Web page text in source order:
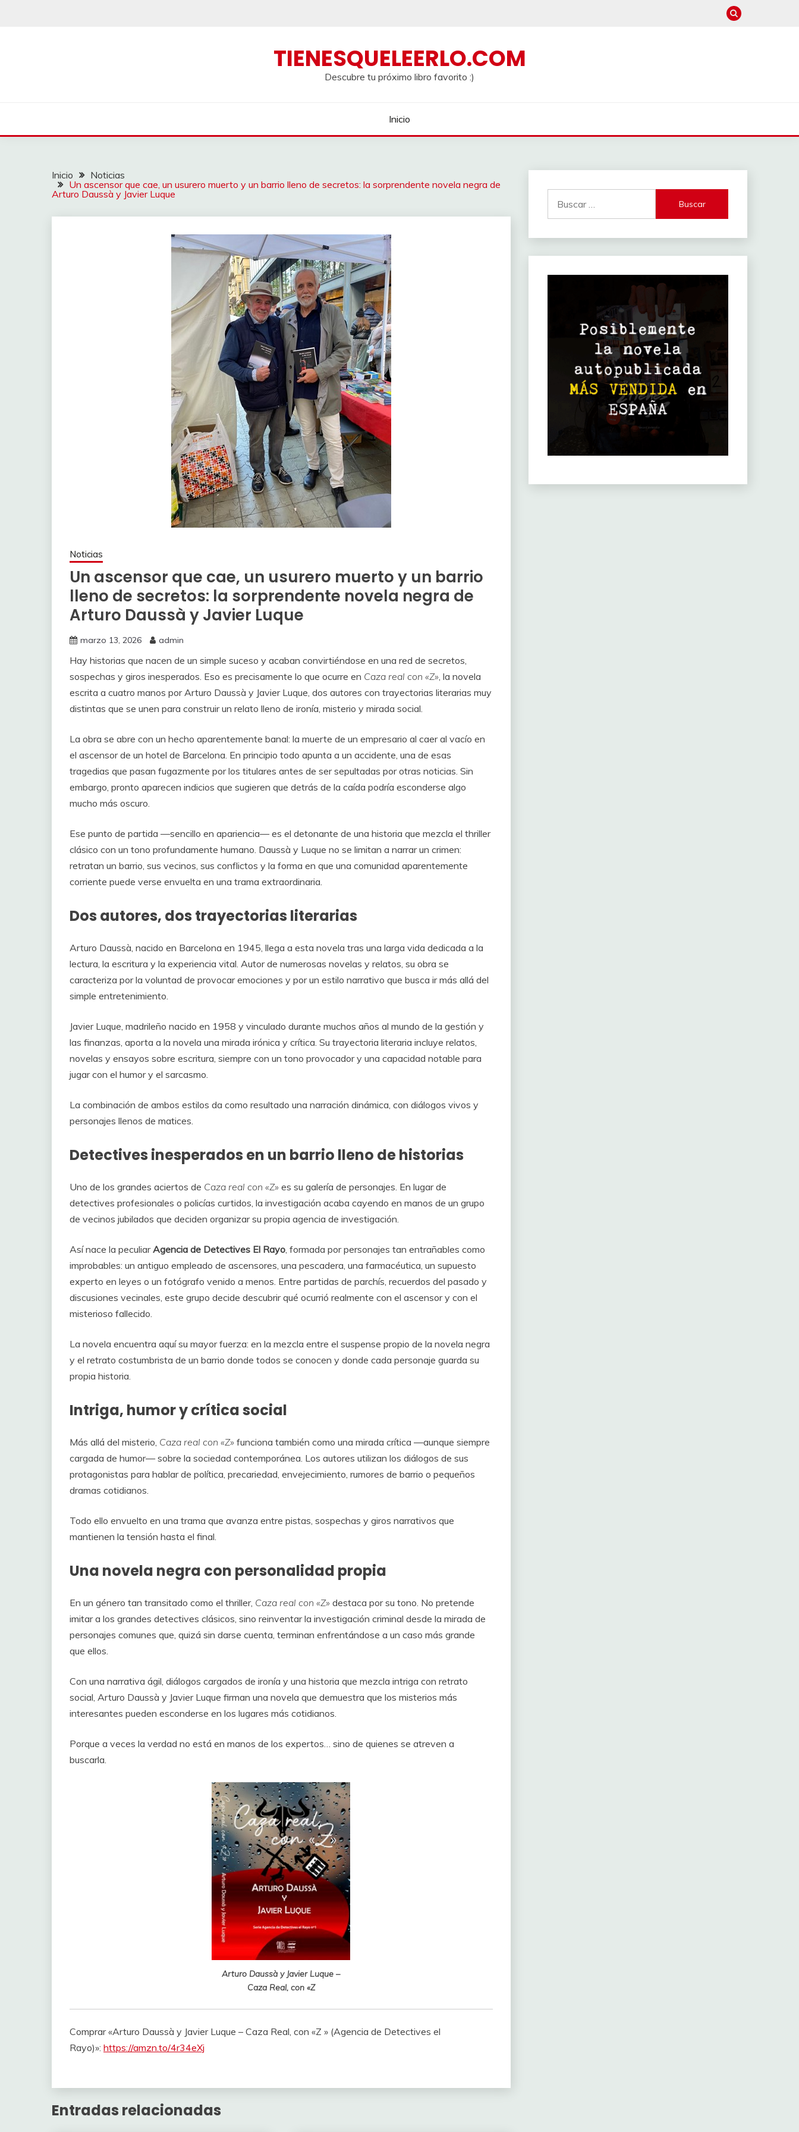
TIENESQUELEERLO.COM
Descubre tu próximo libro favorito :)
Inicio
Inicio
Noticias
Un ascensor que cae, un usurero muerto y un barrio lleno de secretos: la sorprendente novela negra de
Arturo Daussà y Javier Luque
Noticias
Un ascensor que cae, un usurero muerto y un barrio
lleno de secretos: la sorprendente novela negra de
Arturo Daussà y Javier Luque
marzo 13, 2026 admin
Hay historias que nacen de un simple suceso y acaban convirtiéndose en una red de secretos,
sospechas y giros inesperados. Eso es precisamente lo que ocurre en Caza real con «Z», la novela
escrita a cuatro manos por Arturo Daussà y Javier Luque, dos autores con trayectorias literarias muy
distintas que se unen para construir un relato lleno de ironía, misterio y mirada social.
La obra se abre con un hecho aparentemente banal: la muerte de un empresario al caer al vacío en
el ascensor de un hotel de Barcelona. En principio todo apunta a un accidente, una de esas
tragedias que pasan fugazmente por los titulares antes de ser sepultadas por otras noticias. Sin
embargo, pronto aparecen indicios que sugieren que detrás de la caída podría esconderse algo
mucho más oscuro.
Ese punto de partida —sencillo en apariencia— es el detonante de una historia que mezcla el thriller
clásico con un tono profundamente humano. Daussà y Luque no se limitan a narrar un crimen:
retratan un barrio, sus vecinos, sus conflictos y la forma en que una comunidad aparentemente
corriente puede verse envuelta en una trama extraordinaria.
Dos autores, dos trayectorias literarias
Arturo Daussà, nacido en Barcelona en 1945, llega a esta novela tras una larga vida dedicada a la
lectura, la escritura y la experiencia vital. Autor de numerosas novelas y relatos, su obra se
caracteriza por la voluntad de provocar emociones y por un estilo narrativo que busca ir más allá del
simple entretenimiento.
Javier Luque, madrileño nacido en 1958 y vinculado durante muchos años al mundo de la gestión y
las finanzas, aporta a la novela una mirada irónica y crítica. Su trayectoria literaria incluye relatos,
novelas y ensayos sobre escritura, siempre con un tono provocador y una capacidad notable para
jugar con el humor y el sarcasmo.
La combinación de ambos estilos da como resultado una narración dinámica, con diálogos vivos y
personajes llenos de matices.
Detectives inesperados en un barrio lleno de historias
Uno de los grandes aciertos de Caza real con «Z» es su galería de personajes. En lugar de
detectives profesionales o policías curtidos, la investigación acaba cayendo en manos de un grupo
de vecinos jubilados que deciden organizar su propia agencia de investigación.
Así nace la peculiarAgencia de Detectives El Rayo , formada por personajes tan entrañables como
improbables: un antiguo empleado de ascensores, una pescadera, una farmacéutica, un supuesto
experto en leyes o un fotógrafo venido a menos. Entre partidas de parchís, recuerdos del pasado y
discusiones vecinales, este grupo decide descubrir qué ocurrió realmente con el ascensor y con el
misterioso fallecido.
La novela encuentra aquí su mayor fuerza: en la mezcla entre el suspense propio de la novela negra
y el retrato costumbrista de un barrio donde todos se conocen y donde cada personaje guarda su
propia historia.
Intriga, humor y crítica social
Más allá del misterio, Caza real con «Z» funciona también como una mirada crítica —aunque siempre
cargada de humor— sobre la sociedad contemporánea. Los autores utilizan los diálogos de sus
protagonistas para hablar de política, precariedad, envejecimiento, rumores de barrio o pequeños
dramas cotidianos.
Todo ello envuelto en una trama que avanza entre pistas, sospechas y giros narrativos que
mantienen la tensión hasta el final.
Una novela negra con personalidad propia
En un género tan transitado como el thriller, Caza real con «Z» destaca por su tono. No pretende
imitar a los grandes detectives clásicos, sino reinventar la investigación criminal desde la mirada de
personajes comunes que, quizá sin darse cuenta, terminan enfrentándose a un caso más grande
que ellos.
Con una narrativa ágil, diálogos cargados de ironía y una historia que mezcla intriga con retrato
social, Arturo Daussà y Javier Luque firman una novela que demuestra que los misterios más
interesantes pueden esconderse en los lugares más cotidianos.
Porque a veces la verdad no está en manos de los expertos… sino de quienes se atreven a
buscarla.
Arturo Daussà y Javier Luque –
Caza Real, con «Z
Comprar «Arturo Daussà y Javier Luque – Caza Real, con «Z » (Agencia de Detectives el
Rayo)»: https://amzn.to/4r34eXj
Entradas relacionadas